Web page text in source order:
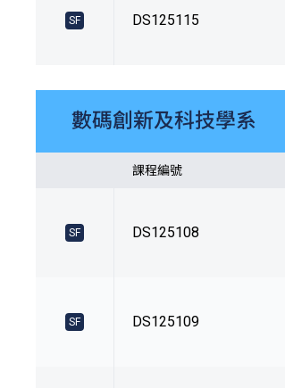
SF DS125115
數碼創新及科技學系
課程編號
SF DS125108
SF DS125109